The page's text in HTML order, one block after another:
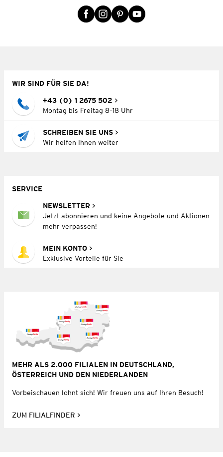
WIR SIND FÜR SIE DA!
+43 (0) 1 2675 502
Montag bis Freitag 8–18 Uhr
SCHREIBEN SIE UNS
Wir helfen Ihnen weiter
SERVICE
NEWSLETTER
Jetzt abonnieren und keine Angebote und Aktionen
mehr verpassen!
MEIN KONTO
Exklusive Vorteile für Sie
MEHR ALS 2.000 FILIALEN IN DEUTSCHLAND,
ÖSTERREICH UND DEN NIEDERLANDEN
Vorbeischauen lohnt sich! Wir freuen uns auf Ihren Besuch!
ZUM FILIALFINDER